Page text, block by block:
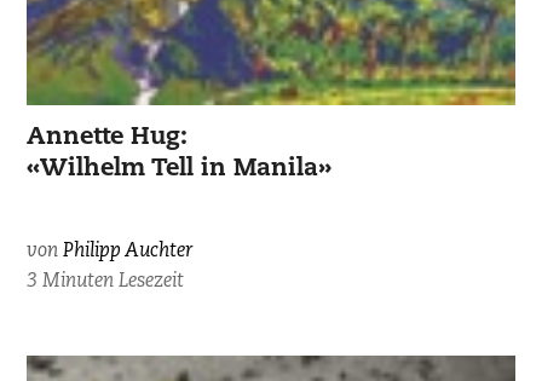
Annette Hug:
«Wilhelm Tell in Manila»
vonPhilipp Auchter
3 Minuten Lesezeit